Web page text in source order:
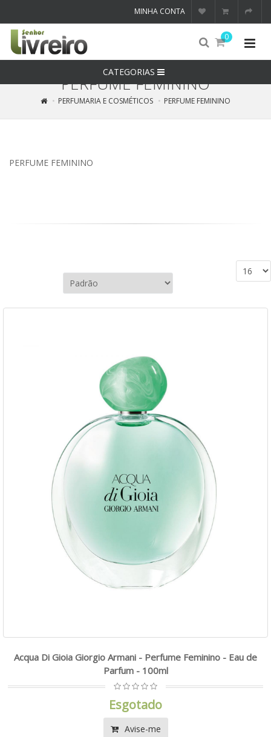
MINHA CONTA
0
CATEGORIAS
PERFUME FEMININO
PERFUMARIA E COSMÉTICOS PERFUME FEMININO
PERFUME FEMININO
Acqua Di Gioia Giorgio Armani - Perfume Feminino - Eau de
Parfum - 100ml
Esgotado
Avise-me